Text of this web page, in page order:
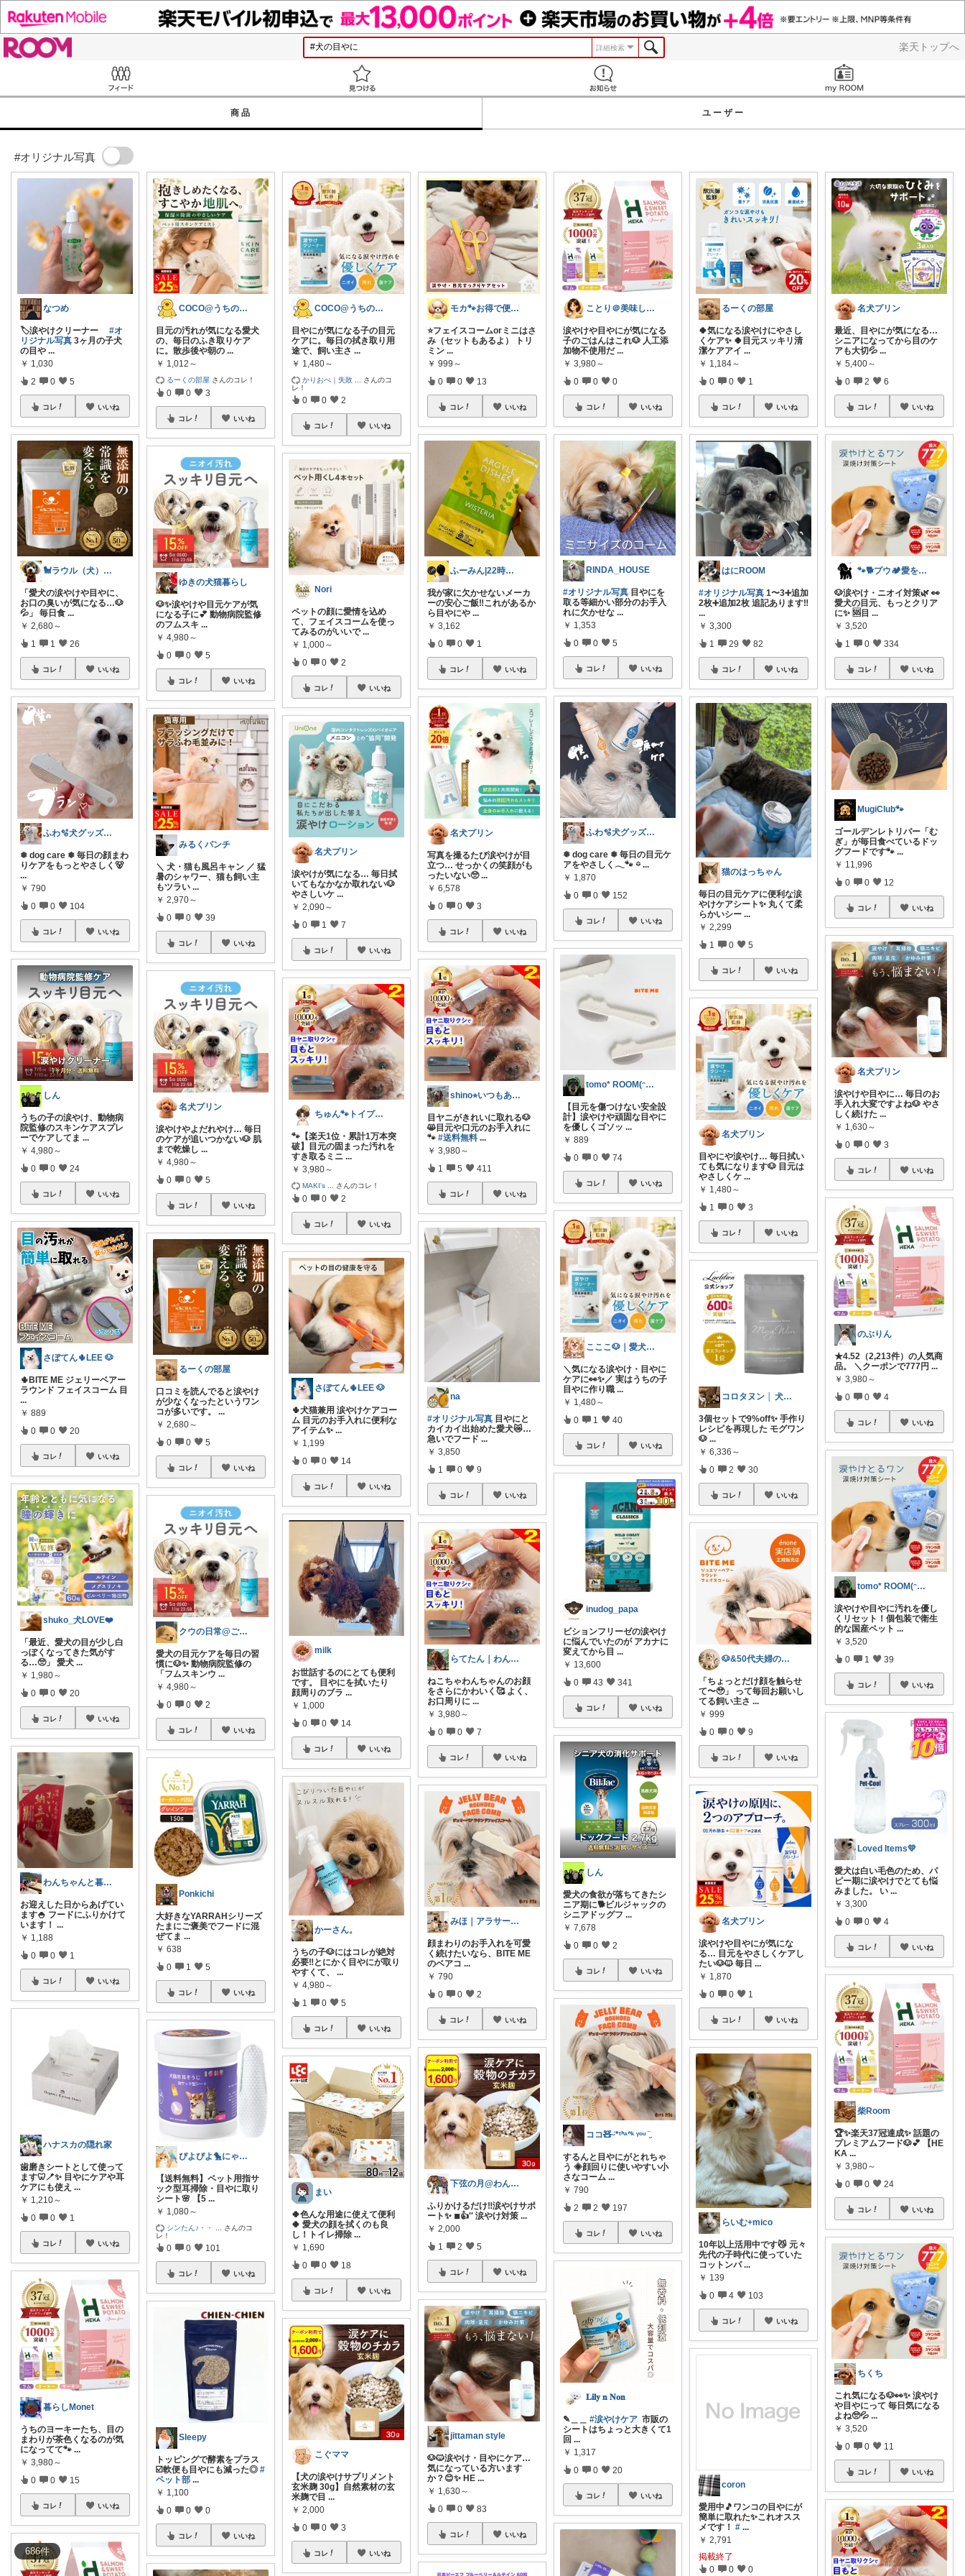
楽天トップへ
詳細検索
商品 ユーザー
#オリジナル写真
686件
なつめ
🏷️涙やけクリーナー #オ
リジナル写真 3ヶ月の子犬
の目や ...
￥ 1,030
2 0 5
コレ いいね
🐩ラウル（犬）と私の健康ROOM🐾
「愛犬の涙やけや目やに、
お口の臭いが気になる…🐶
💦」 毎日食 ...
￥ 2,680～
1 1 26
コレ いいね
ふわ🫧犬グッズ┊育児┊美容
❅ dog care ❅ 毎日の顔まわ
りケアをもっとやさしく🐻
...
￥ 790
0 0 104
コレ いいね
しん
うちの子の涙やけ、動物病
院監修のスキンケアスプレ
ーでケアしてま ...
￥ 4,980～
0 0 24
コレ いいね
さぼてん🌵LEE 🐶
🌵BITE ME ジェリーベアー
ラウンド フェイスコーム 目
...
￥ 889
0 0 20
コレ いいね
shuko_犬LOVE❤️
「最近、愛犬の目が少し白
っぽくなってきた気がす
る…🥺」 愛犬 ...
￥ 1,980～
0 0 20
コレ いいね
わんちゃんと暮らすお家
お迎えした日からあげてい
ます🍚 フードにふりかけて
います！ ...
￥ 1,188
0 0 1
コレ いいね
ハナスカの隠れ家
歯磨きシートとして使って
ます🦷🪥✨ 目やにケアや耳
ケアにも使え ...
￥ 1,210～
0 0 1
コレ いいね
暮らしMonet
うちのヨーキーたち、目の
まわりが茶色くなるのが気
になってて🐾 ...
￥ 3,980～
0 0 15
コレ いいね
COCO@うちの犬を喜ばせたい♪
目元の汚れが気になる愛犬
の、毎日のふき取りケア
に。散歩後や朝の ...
￥ 1,012～
るーくの部屋 さんのコレ！
0 0 3
コレ いいね
ゆきの犬猫暮らし
🐶✨涙やけや目元ケアが気
になる子に💕 動物病院監修
のフムスキ ...
￥ 4,980～
0 0 5
コレ いいね
みるくパンチ
＼ 犬・猫も風呂キャン ／ 猛
暑のシャワー、猫も飼い主
もツラい ...
￥ 2,970～
0 0 39
コレ いいね
名犬プリン
涙やけやよだれやけ… 毎日
のケアが追いつかない🐶 肌
まで乾燥し ...
￥ 4,980～
0 0 5
コレ いいね
るーくの部屋
口コミを読んでると涙やけ
が少なくなったというワン
コが多いです。
...
￥ 2,680～
0 0 5
コレ いいね
クウの日常@ご購入ありがとうございます
愛犬の目元ケアを毎日の習
慣に🐶✨ 動物病院監修の
「フムスキンウ ...
￥ 4,980～
0 0 2
コレ いいね
Ponkichi
大好きなYARRAHシリーズ
たまにご褒美でフードに混
ぜてま ...
￥ 638
0 1 5
コレ いいね
ぴよぴよ🐤にゃんにゃん🐾カニ金魚
【送料無料】ペット用指サ
ック型耳掃除・目やに取り
シート🌸 【5 ...
￥ 1,080～
シンたん♪・・
さんのコ
レ！
0 0 101
コレ いいね
Sleepy
トッピングで酵素をプラス
☑️軟便も目やにも減った◎#
ペット部 ...
￥ 1,100
0 0 0
コレ いいね
COCO@うちの犬を喜ばせたい♪
目やにが気になる子の目元
ケアに。毎日の拭き取り用
途で、飼い主さ ...
￥ 1,480～
かりおぺ｜失敗
さんのコ
レ！
0 0 2
コレ いいね
Nori
ペットの顔に愛情を込め
て、フェイスコームを使っ
てみるのがいいで ...
￥ 1,000～
0 0 2
コレ いいね
名犬プリン
涙やけが気になる… 毎日拭
いてもなかなか取れない🐶
やさしいケ ...
￥ 2,090～
0 1 7
コレ いいね
ちゅん🐾トイプーと暮らす部屋
🐾【楽天1位・累計1万本突
破】目元の固まった汚れを
すき取るミニ ...
￥ 3,980～
MAKI's さんのコレ！
0 0 2
コレ いいね
さぼてん🌵LEE 🐶
🌵犬猫兼用 涙やけケアコー
ム 目元のお手入れに便利な
アイテム✨ ...
￥ 1,199
0 0 14
コレ いいね
milk
お世話するのにとても便利
です。 目やにを拭いたり
顔周りのブラ ...
￥ 1,000
0 0 14
コレ いいね
かーさん。
うちの子🐶にはコレが絶対
必要‼️とにかく目やにが取り
やすくて、
...
￥ 4,980～
1 0 5
コレ いいね
まい
🍀色んな用途に使えて便利
🍀 愛犬の顔を拭くのも良
し！トイレ掃除 ...
￥ 1,690
0 0 18
コレ いいね
こぐママ
【犬の涙やけサプリメント
玄米麹 30g】自然素材の玄
米麹で目 ...
￥ 2,000
0 0 3
コレ いいね
モカ🐾お得で便利💛犬とのおうち時間
⭐️フェイスコームorミニはさ
み（セットもあるよ） トリ
ミン ...
￥ 999～
0 0 13
コレ いいね
ふーみん|22時帰宅ナースの麹で時短ご飯
我が家に欠かせないメーカ
ーの安心ご飯‼️これがあるか
ら目やにや ...
￥ 3,162
0 0 1
コレ いいね
名犬プリン
写真を撮るたび涙やけが目
立つ… せっかくの笑顔がも
ったいない🥺 ...
￥ 6,578
0 0 3
コレ いいね
shino⭐︎いつもありがとう🐶🐾
目ヤニがきれいに取れる🐶
😸目元や口元のお手入れに
🐾#送料無料 ...
￥ 3,980～
1 5 411
コレ いいね
na
#オリジナル写真 目やにと
カイカイ出始めた愛犬😿…
急いでフード ...
￥ 3,850
1 0 9
コレ いいね
らてたん｜わんこときどきスイーツ
ねこちゃわんちゃんのお顔
をさらにかわいく🥰 よく、
お口周りに ...
￥ 3,980～
0 0 7
コレ いいね
みほ｜アラサー主婦｜共働き｜2児育児中
顔まわりのお手入れを可愛
く続けたいなら、BITE ME
のベアコ ...
￥ 790
0 0 2
コレ いいね
下弦の月@わんにゃん日和
ふりかけるだけ‼️涙やけサポ
ート✨ ◾︎👍′′ 涙やけ対策 ...
￥ 2,000
1 2 5
コレ いいね
jittaman style
🐶🐱涙やけ・目やにケア…
気になっている方います
か？😊✨ HE ...
￥ 1,630～
0 0 83
コレ いいね
ことり＠美味しいものと暮らしの便利品
涙やけや目やにが気になる
子のごはんはこれ🐶 人工添
加物不使用だ ...
￥ 3,980～
0 0 0
コレ いいね
RINDA_HOUSE
#オリジナル写真 目やにを
取る等細かい部分のお手入
れに欠かせな ...
￥ 1,353
0 0 5
コレ いいね
ふわ🫧犬グッズ┊育児┊美容
❅ dog care ❅ 毎日の目元ケ
アをやさしく𓂃🐾 𖡼 ...
￥ 1,870
0 0 152
コレ いいね
tomo* ROOM(ᵔᴥᵔ)♪
【目元を傷つけない安全設
計】涙やけや頑固な目やに
を優しくゴソッ ...
￥ 889
0 0 74
コレ いいね
こここ🐶｜愛犬おすすめ便利グッズ
＼気になる涙やけ・目やに
ケアに👀✨／ 実はうちの子
目やに作り職 ...
￥ 1,480～
0 1 40
コレ いいね
inudog_papa
ビションフリーゼの涙やけ
に悩んでいたのが アカナに
変えてから目 ...
￥ 13,600
0 43 341
コレ いいね
しん
愛犬の食欲が落ちてきたシ
ニア期に🐕ビルジャックの
シニアドッグフ ...
￥ 7,678
0 0 2
コレ いいね
ココ🧸ᵕ̈*ᵗᑋᵃᐢᵏ ᵞᵒᵘ ¨̮
するんと目やにがとれちゃ
う ◈顔回りに使いやすい小
さなコーム ...
￥ 790
2 2 197
コレ いいね
𝐋𝐢𝐥𝐲 𝐧 𝐍𝐨𝐧
✎︎＿＿#涙やけケア ⁡ 市販の
シートはちょっと大きくて1
回 ...
￥ 1,317
0 0 20
コレ いいね
るーくの部屋
🍀気になる涙やけにやさし
くケア✨ 🍀目元スッキリ清
潔ケアアイ ...
￥ 1,184～
0 0 1
コレ いいね
はにROOM
#オリジナル写真 1〜3➕追加
2枚➕追加2枚 追記あります‼️
...
￥ 3,300
1 29 82
コレ いいね
猫のはっちゃん
毎日の目元ケアに便利な涙
やけケアシート✨ 丸くて柔
らかいシー ...
￥ 2,299
1 0 5
コレ いいね
名犬プリン
目やにや涙やけ… 毎日拭い
ても気になります🐶 目元は
やさしくケ ...
￥ 1,480～
1 0 3
コレ いいね
コロタヌン │ 犬猫アイテム
3個セットで9%off✨ 手作り
レシピを再現した モグワン
🐶 ...
￥ 6,336～
0 2 30
コレ いいね
🐶&50代夫婦の暮らし
「ちょっとだけ顔を触らせ
て〜🥹」 って毎回お願いし
てる飼い主さ ...
￥ 999
0 0 9
コレ いいね
名犬プリン
涙やけや目やにが気にな
る… 目元をやさしくケアし
たい🐶🐱 毎日 ...
￥ 1,870
0 0 1
コレ いいね
らいむ+mico
10年以上活用中です😼 元々
先代の子時代に使っていた
コットンパ ...
￥ 139
0 4 103
コレ いいね
coron
愛用中🎵ワンコの目やにが
簡単に取れた✨これオスス
メです！# ...
￥ 2,791
掲載終了
0 0 0
名犬プリン
最近、目やにが気になる…
シニアになってから目のケ
アも大切💦...
￥ 5,400～
0 2 6
コレ いいね
🐾🐕️プウ🏕️愛を込めて🐕️♥️
🐶涙やけ・ニオイ対策🌿 👀
愛犬の目元、もっとクリア
に✨ 🆘目 ...
￥ 3,520
1 0 334
コレ いいね
MugiClub🐾
ゴールデンレトリバー「む
ぎ」が毎日食べているドッ
グフードです🐾 ...
￥ 11,996
0 0 12
コレ いいね
名犬プリン
涙やけや目やに… 毎日のお
手入れ大変ですよね🐶 やさ
しく続けた ...
￥ 1,630～
0 0 3
コレ いいね
のぶりん
★4.52（2,213件）の人気商
品。 ＼クーポンで777円 ...
￥ 3,980～
0 0 4
コレ いいね
tomo* ROOM(ᵔᴥᵔ)♪
涙やけや目やに汚れを優し
くリセット！個包装で衛生
的な国産ペット ...
￥ 3,520
0 1 39
コレ いいね
Loved Items💛
愛犬は白い毛色のため、パ
ピー期に涙やけでとても悩
みました。 い ...
￥ 3,300
0 0 4
コレ いいね
柴Room
🏆✨楽天37冠達成✨ 話題の
プレミアムフード🐶💕 【HE
KA...
￥ 3,980～
0 0 24
コレ いいね
ちくち
これ気になる🐶👀✨ 涙やけ
や目やにって 毎日気になる
よね🥺💦 ...
￥ 3,520
0 0 11
コレ いいね